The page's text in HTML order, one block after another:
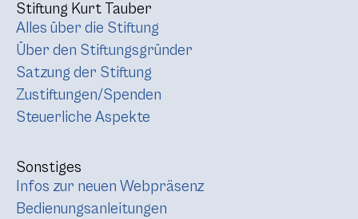
Stiftung Kurt Tauber
Alles über die Stiftung
Über den Stiftungsgründer
Satzung der Stiftung
Zustiftungen/Spenden
Steuerliche Aspekte
Sonstiges
Infos zur neuen Webpräsenz
Bedienungsanleitungen